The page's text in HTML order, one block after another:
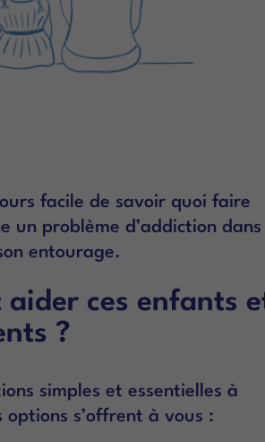
facile de savoir quoi faire
un problème d’addiction dans
entourage.
aider ces enfants
?
simples et essentielles à
s’offrent à vous :